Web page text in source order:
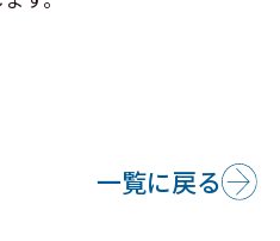
一覧に戻る